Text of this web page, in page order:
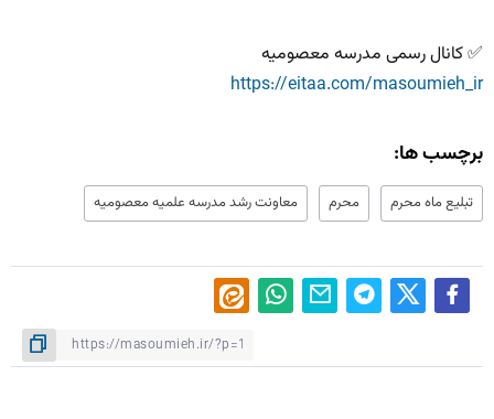
‌✅ کانال رسمی مدرسه معصومیه
https://eitaa.com/masoumieh_ir
برچسب ها:
تبلیع ماه محرم محرم معاونت رشد مدرسه علمیه معصومیه